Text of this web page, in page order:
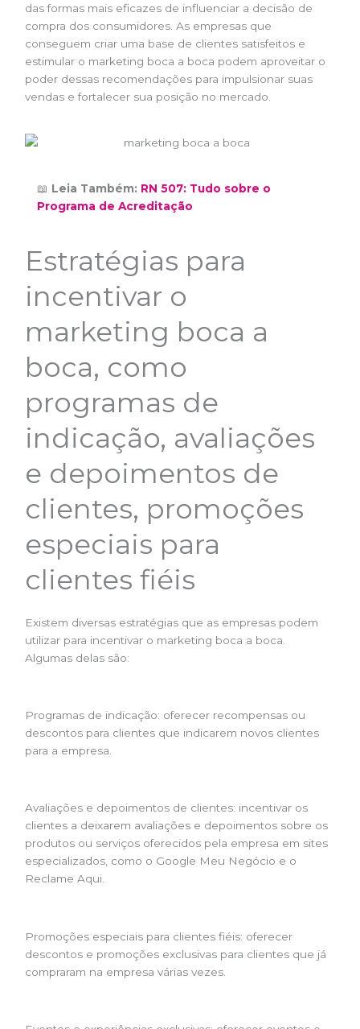
das formas mais eficazes de influenciar a decisão de
compra dos consumidores. As empresas que
conseguem criar uma base de clientes satisfeitos e
estimular o marketing boca a boca podem aproveitar o
poder dessas recomendações para impulsionar suas
vendas e fortalecer sua posição no mercado.
📖 Leia Também: RN 507: Tudo sobre o
Programa de Acreditação
Estratégias para
incentivar o
marketing boca a
boca, como
programas de
indicação, avaliações
e depoimentos de
clientes, promoções
especiais para
clientes fiéis
Existem diversas estratégias que as empresas podem
utilizar para incentivar o marketing boca a boca.
Algumas delas são:
Programas de indicação: oferecer recompensas ou
descontos para clientes que indicarem novos clientes
para a empresa.
Avaliações e depoimentos de clientes: incentivar os
clientes a deixarem avaliações e depoimentos sobre os
produtos ou serviços oferecidos pela empresa em sites
especializados, como o Google Meu Negócio e o
Reclame Aqui.
Promoções especiais para clientes fiéis: oferecer
descontos e promoções exclusivas para clientes que já
compraram na empresa várias vezes.